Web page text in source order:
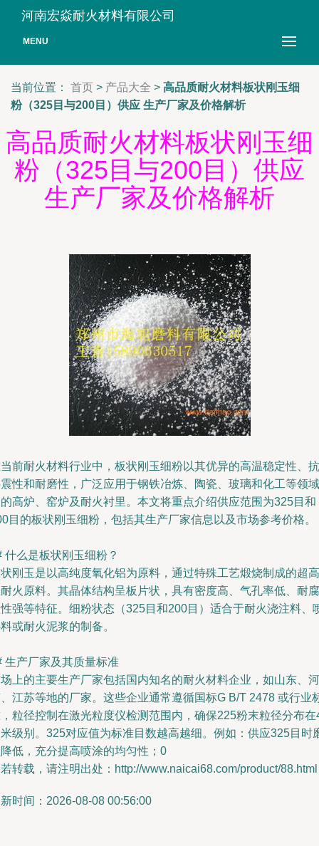
河南宏焱耐火材料有限公司
MENU
当前位置： 首页 > 产品大全 > 高品质耐火材料板状刚玉细
粉（325目与200目）供应 生产厂家及价格解析
高品质耐火材料板状刚玉细
粉（325目与200目）供应
生产厂家及价格解析
前耐火材料行业中，板状刚玉细粉以其优异的高温稳定性、抗
性和耐磨性，广泛应用于钢铁冶炼、陶瓷、玻璃和化工等领域
高炉、窑炉及耐火衬里。本文将重点介绍供应范围为325目和
目的板状刚玉细粉，包括其生产厂家信息以及市场参考价格。
什么是板状刚玉细粉？
刚玉是以高纯度氧化铝为原料，通过特殊工艺煅烧制成的超高
火原料。其晶体结构呈板片状，具有密度高、气孔率低、耐腐
强等特征。细粉状态（325目和200目）适合于耐火浇注料、
或耐火泥浆的制备。
生产厂家及其质量标准
上的主要生产厂家包括国内知名的耐火材料企业，如山东、河
江苏等地的厂家。这些企业通常遵循国标G B/T 2478 或行业
粒径控制在激光粒度仪检测范围内，确保225粉末粒径分布在
级别。325对应值为标准目数越高越细。例如：供应325目时
低，充分提高喷涂的均匀性；0
转载，请注明出处：http://www.naicai68.com/product/88.html
时间：2026-08-08 00:56:00